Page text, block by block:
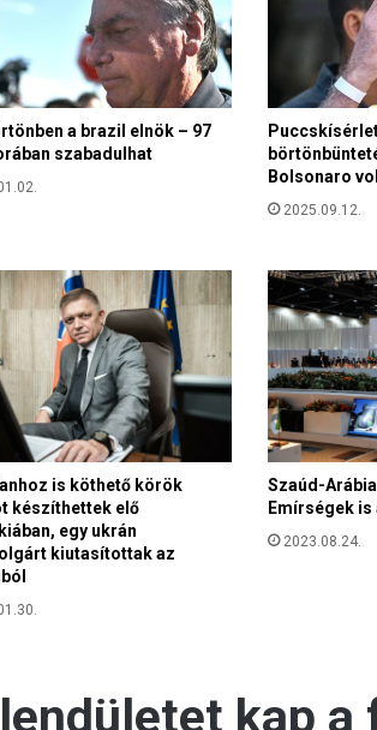
a brazil elnök – 97
szabadulhat
Bolsonaro
2025.09.12.
is köthető körök
készíthettek elő
egy ukrán
kiutasítottak az
Szaúd-
Emírségek is
2023.08.24.